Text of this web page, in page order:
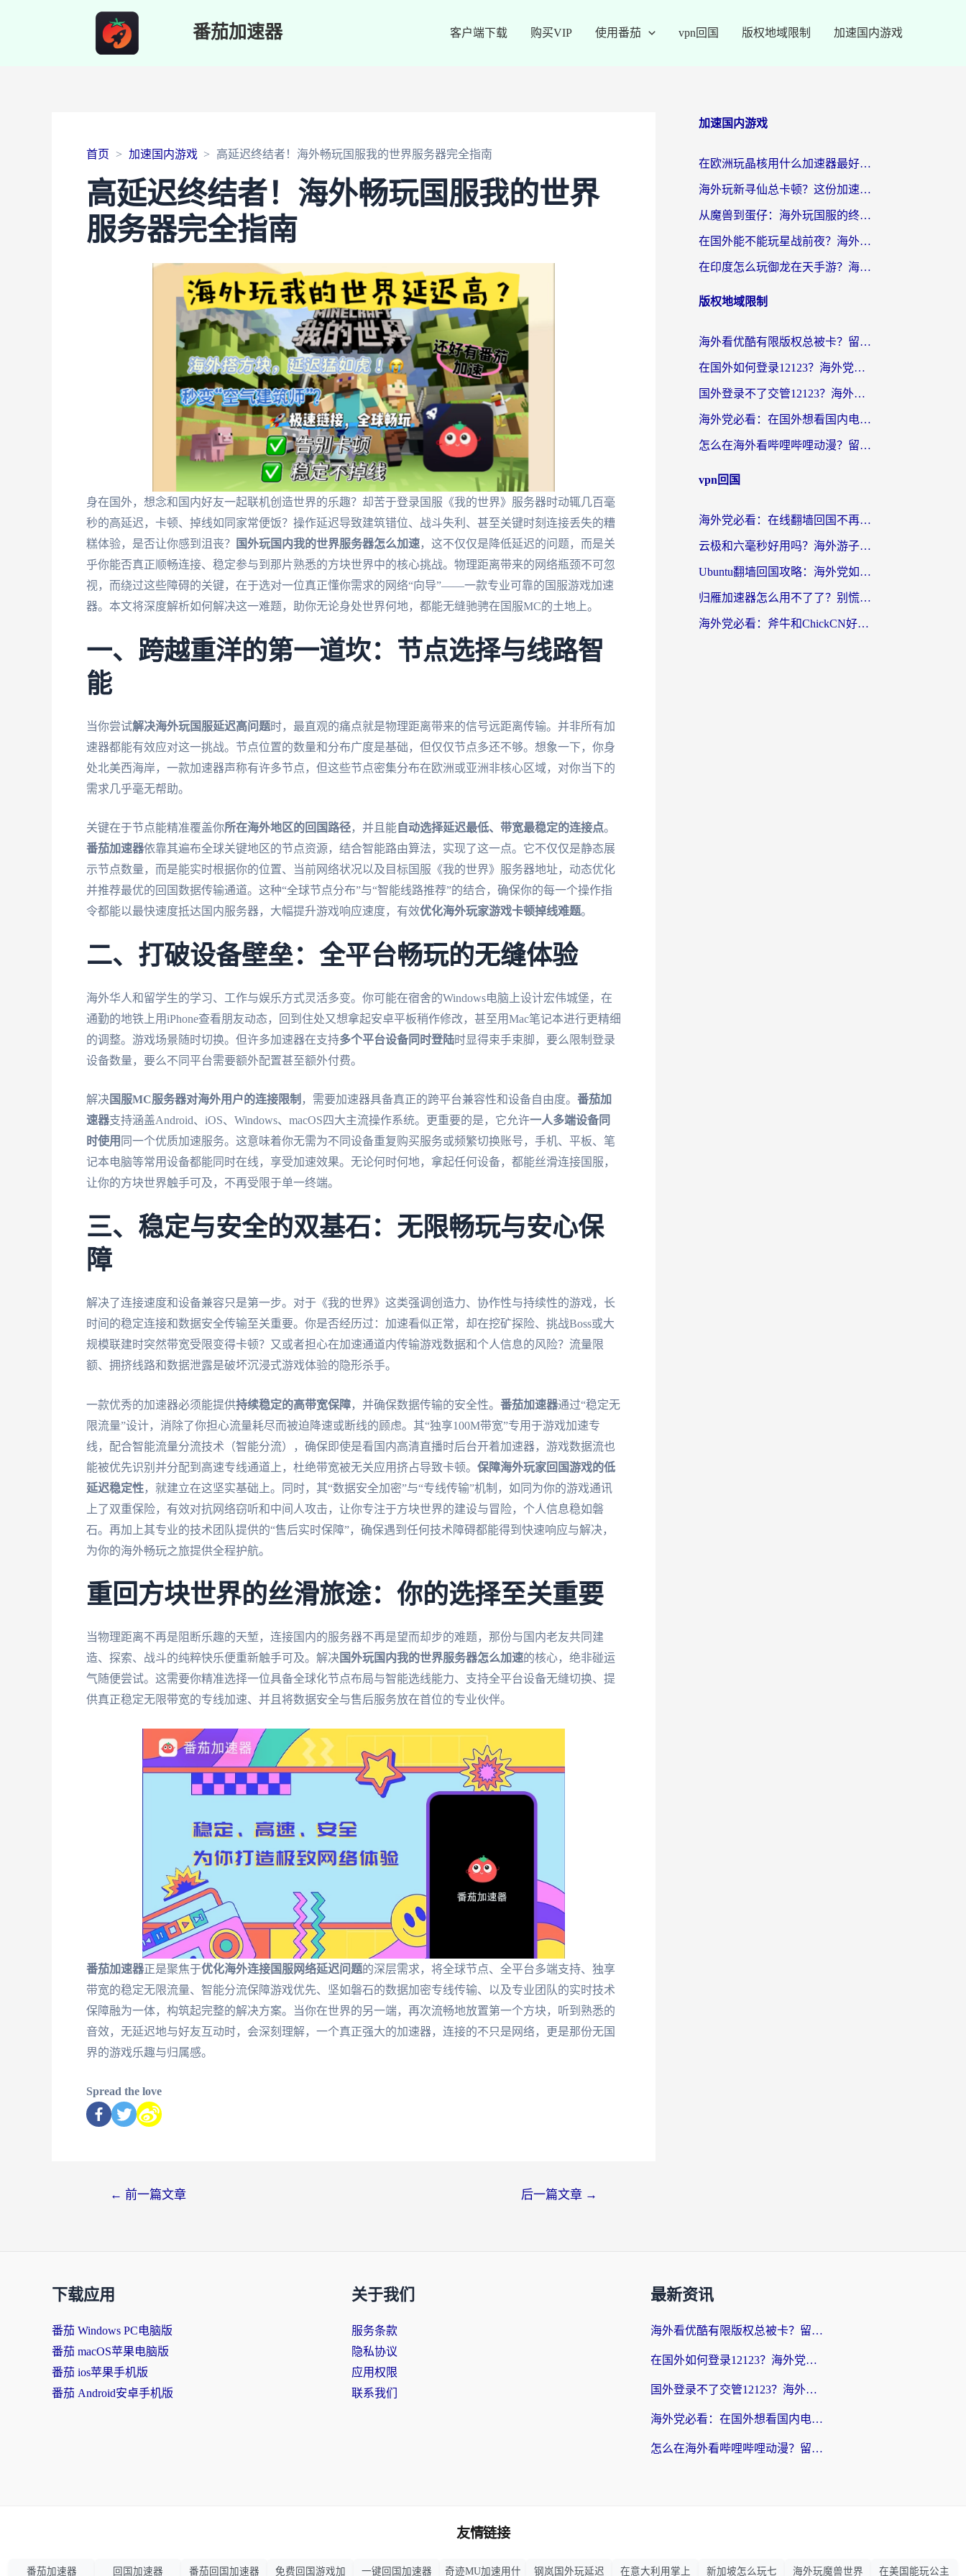
番茄加速器 客户端下载 购买VIP 使用番茄 vpn回国 版权地域限制 加速国内游戏
首页 加速国内游戏 高延迟终结者！海外畅玩国服我的世界服务器完全指南
高延迟终结者！海外畅玩国服我的世界
服务器完全指南
身在国外，想念和国内好友一起联机创造世界的乐趣？却苦于登录国服《我的世界》服务器时动辄几百毫
秒的高延迟，卡顿、掉线如同家常便饭？操作延迟导致建筑错位、战斗失利、甚至关键时刻连接丢失的糟
糕体验，是否让你感到沮丧？
国外玩国内我的世界服务器怎么加速，这不仅仅是降低延迟的问题，而是关
乎你能否真正顺畅连接、稳定参与到那片熟悉的方块世界中的核心挑战。物理距离带来的网络瓶颈不可忽
视，而绕过这些障碍的关键，在于选对一位真正懂你需求的网络“向导”——一款专业可靠的国服游戏加速
器。本文将深度解析如何解决这一难题，助你无论身处世界何地，都能无缝驰骋在国服MC的土地上。
一、跨越重洋的第一道坎：节点选择与线路智
能
当你尝试解决海外玩国服延迟高问题时，最直观的痛点就是物理距离带来的信号远距离传输。并非所有加
速器都能有效应对这一挑战。节点位置的数量和分布广度是基础，但仅仅节点多还不够。想象一下，你身
处北美西海岸，一款加速器声称有许多节点，但这些节点密集分布在欧洲或亚洲非核心区域，对你当下的
需求几乎毫无帮助。
关键在于节点能精准覆盖你所在海外地区的回国路径，并且能自动选择延迟最低、带宽最稳定的连接点。
番茄加速器依靠其遍布全球关键地区的节点资源，结合智能路由算法，实现了这一点。它不仅仅是静态展
示节点数量，而是能实时根据你的位置、当前网络状况以及目标国服《我的世界》服务器地址，动态优化
并推荐最优的回国数据传输通道。这种“全球节点分布”与“智能线路推荐”的结合，确保你的每一个操作指
令都能以最快速度抵达国内服务器，大幅提升游戏响应速度，有效优化海外玩家游戏卡顿掉线难题。
二、打破设备壁垒：全平台畅玩的无缝体验
海外华人和留学生的学习、工作与娱乐方式灵活多变。你可能在宿舍的Windows电脑上设计宏伟城堡，在
通勤的地铁上用iPhone查看朋友动态，回到住处又想拿起安卓平板稍作修改，甚至用Mac笔记本进行更精细
的调整。游戏场景随时切换。但许多加速器在支持多个平台设备同时登陆时显得束手束脚，要么限制登录
设备数量，要么不同平台需要额外配置甚至额外付费。
解决国服MC服务器对海外用户的连接限制 ，需要加速器具备真正的跨平台兼容性和设备自由度。 番茄加
速器支持涵盖Android、iOS、Windows、macOS四大主流操作系统。更重要的是，它允许一人多端设备同
时使用 同一个优质加速服务。这意味着你无需为不同设备重复购买服务或频繁切换账号，手机、平板、笔
记本电脑等常用设备都能同时在线，享受加速效果。无论何时何地，拿起任何设备，都能丝滑连接国服，
让你的方块世界触手可及，不再受限于单一终端。
三、稳定与安全的双基石：无限畅玩与安心保
障
解决了连接速度和设备兼容只是第一步。对于《我的世界》这类强调创造力、协作性与持续性的游戏，长
时间的稳定连接和数据安全传输至关重要。你是否经历过：加速看似正常，却在挖矿探险、挑战Boss或大
规模联建时突然带宽受限变得卡顿？又或者担心在加速通道内传输游戏数据和个人信息的风险？流量限
额、拥挤线路和数据泄露是破坏沉浸式游戏体验的隐形杀手。
一款优秀的加速器必须能提供持续稳定的高带宽保障，并确保数据传输的安全性。 番茄加速器通过“稳定无
限流量”设计，消除了你担心流量耗尽而被迫降速或断线的顾虑。其“独享100M带宽”专用于游戏加速专
线，配合智能流量分流技术（智能分流），确保即使是看国内高清直播时后台开着加速器，游戏数据流也
能被优先识别并分配到高速专线通道上，杜绝带宽被无关应用挤占导致卡顿。 保障海外玩家回国游戏的低
延迟稳定性，就建立在这坚实基础上。同时，其“数据安全加密”与“专线传输”机制，如同为你的游戏通讯
上了双重保险，有效对抗网络窃听和中间人攻击，让你专注于方块世界的建设与冒险，个人信息稳如磐
石。再加上其专业的技术团队提供的“售后实时保障”，确保遇到任何技术障碍都能得到快速响应与解决，
为你的海外畅玩之旅提供全程护航。
重回方块世界的丝滑旅途：你的选择至关重要
当物理距离不再是阻断乐趣的天堑，连接国内的服务器不再是望而却步的难题，那份与国内老友共同建
造、探索、战斗的纯粹快乐便重新触手可及。解决国外玩国内我的世界服务器怎么加速的核心，绝非碰运
气随便尝试。这需要你精准选择一位具备全球化节点布局与智能选线能力、支持全平台设备无缝切换、提
供真正稳定无限带宽的专线加速、并且将数据安全与售后服务放在首位的专业伙伴。
番茄加速器正是聚焦于优化海外连接国服网络延迟问题的深层需求，将全球节点、全平台多端支持、独享
带宽的稳定无限流量、智能分流保障游戏优先、坚如磐石的数据加密专线传输、以及专业团队的实时技术
保障融为一体，构筑起完整的解决方案。当你在世界的另一端，再次流畅地放置第一个方块，听到熟悉的
音效，无延迟地与好友互动时，会深刻理解，一个真正强大的加速器，连接的不只是网络，更是那份无国
界的游戏乐趣与归属感。
Spread the love
← 前一篇文章 后一篇文章 →
加速国内游戏
在欧洲玩晶核用什么加速器最好呢？一个老玩家的真心话
海外玩新寻仙总卡顿？这份加速器选择指南让你秒回国服流畅体验
从魔兽到蛋仔：海外玩国服的终极加速指南，找到你的专属高速通道
在国外能不能玩星战前夜？海外党国服游戏不卡顿的秘密武器在这里
在印度怎么玩御龙在天手游？海外党畅玩国服的终极生存指南
版权地域限制
海外看优酷有限版权总被卡？留学生亲测有效的回国加速器选择指南
在国外如何登录12123？海外党必备的回国加速实用指南
国外登录不了交管12123？海外华人亲测有效的回国加速器选择指南
海外党必看：在国外想看国内电视剧用什么软件？3步解决地域限制
怎么在海外看哔哩哔哩动漫？留学生亲测有效的回国加速方案
vpn回国
海外党必看：在线翻墙回国不再难！教你选对加速器无缝刷国内资源
云极和六毫秒好用吗？海外游子解锁国内资源的真实答案
Ubuntu翻墙回国攻略：海外党如何选对加速器，无缝刷国内剧玩游戏？
归雁加速器怎么用不了了？别慌，这篇指南教你如何丝滑“回家”
海外党必看：斧牛和ChickCN好用吗？3款热门加速器实测+番茄加速器深度体验
下载应用
番茄 Windows PC电脑版
番茄 macOS苹果电脑版
番茄 ios苹果手机版
番茄 Android安卓手机版
关于我们
服务条款
隐私协议
应用权限
联系我们
最新资讯
海外看优酷有限版权总被卡？留学生亲测有效的回国加速器选择指南
在国外如何登录12123？海外党必备的回国加速实用指南
国外登录不了交管12123？海外华人亲测有效的回国加速器选择指南
海外党必看：在国外想看国内电视剧用什么软件？3步解决地域限制
怎么在海外看哔哩哔哩动漫？留学生亲测有效的回国加速方案
友情链接
番茄加速器 回国加速器 番茄回国加速器 免费回国游戏加 一键回国加速器 奇迹MU加速用什 钢岚国外玩延迟 在意大利用掌上 新加坡怎么玩七 海外玩魔兽世界 在美国能玩公主